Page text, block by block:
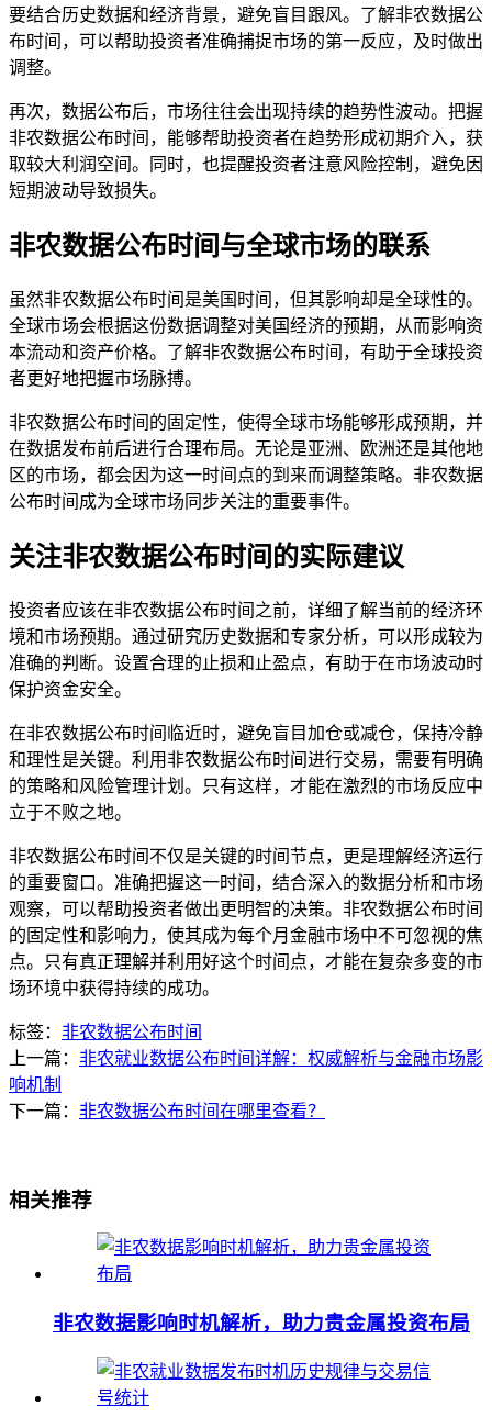
要结合历史数据和经济背景，避免盲目跟风。了解非农数据公
布时间，可以帮助投资者准确捕捉市场的第一反应，及时做出
调整。
再次，数据公布后，市场往往会出现持续的趋势性波动。把握
非农数据公布时间，能够帮助投资者在趋势形成初期介入，获
取较大利润空间。同时，也提醒投资者注意风险控制，避免因
短期波动导致损失。
非农数据公布时间与全球市场的联系
虽然非农数据公布时间是美国时间，但其影响却是全球性的。
全球市场会根据这份数据调整对美国经济的预期，从而影响资
本流动和资产价格。了解非农数据公布时间，有助于全球投资
者更好地把握市场脉搏。
非农数据公布时间的固定性，使得全球市场能够形成预期，并
在数据发布前后进行合理布局。无论是亚洲、欧洲还是其他地
区的市场，都会因为这一时间点的到来而调整策略。非农数据
公布时间成为全球市场同步关注的重要事件。
关注非农数据公布时间的实际建议
投资者应该在非农数据公布时间之前，详细了解当前的经济环
境和市场预期。通过研究历史数据和专家分析，可以形成较为
准确的判断。设置合理的止损和止盈点，有助于在市场波动时
保护资金安全。
在非农数据公布时间临近时，避免盲目加仓或减仓，保持冷静
和理性是关键。利用非农数据公布时间进行交易，需要有明确
的策略和风险管理计划。只有这样，才能在激烈的市场反应中
立于不败之地。
非农数据公布时间不仅是关键的时间节点，更是理解经济运行
的重要窗口。准确把握这一时间，结合深入的数据分析和市场
观察，可以帮助投资者做出更明智的决策。非农数据公布时间
的固定性和影响力，使其成为每个月金融市场中不可忽视的焦
点。只有真正理解并利用好这个时间点，才能在复杂多变的市
场环境中获得持续的成功。
标签： 非农数据公布时间
上一篇： 非农就业数据公布时间详解：权威解析与金融市场影
响机制
下一篇： 非农数据公布时间在哪里查看？
相关推荐
非农数据影响时机解析，助力贵金属投资布局